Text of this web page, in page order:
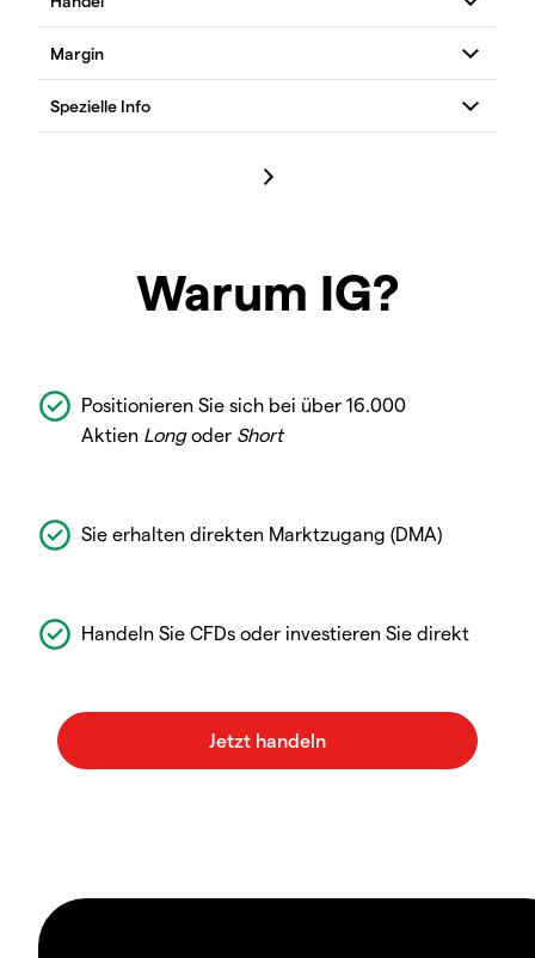
Warum IG?
Positionieren Sie sich bei über 16.000
Aktien Longoder Short
Sie erhalten direkten Marktzugang (DMA)
Handeln Sie CFDs oder investieren Sie direkt